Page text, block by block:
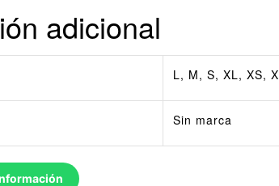
adicional
L, M, S, XL, XS,
Sin marca